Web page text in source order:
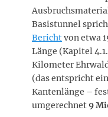
Basistunnel
Berichtvon etwa
Länge (Kapitel
Kilometer
(das entspricht
Kantenlänge –
umgerechnet9